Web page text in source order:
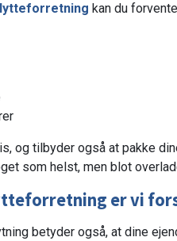
kan du
og tilbyder også at pakke
som helst, men blot
er vi
betyder også, at dine